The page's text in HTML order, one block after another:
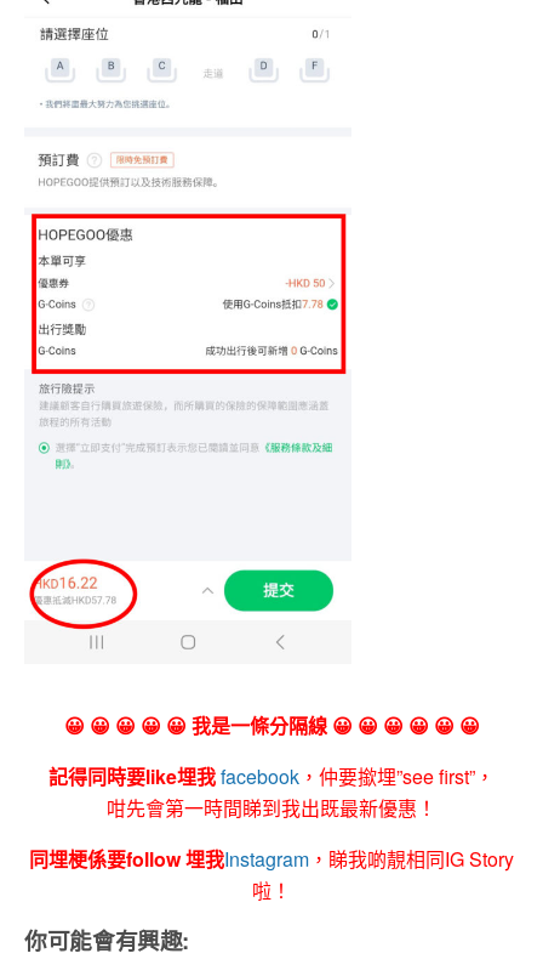
😀 😀 😀 😀 😀 我是一條分隔線 😀 😀 😀 😀 😀 😀
記得同時要like埋我facebook ，仲要撳埋”see first”，
咁先會第一時間睇到我出既最新優惠！
同埋梗係要follow 埋我Instagram ，睇我啲靚相同IG Story
啦！
你可能會有興趣: